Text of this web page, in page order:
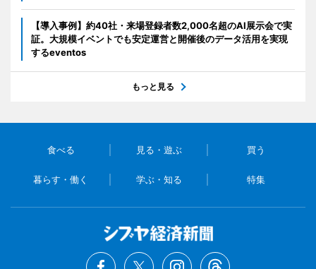
【導入事例】約40社・来場登録者数2,000名超のAI展示会で実
証。大規模イベントでも安定運営と開催後のデータ活用を実現
するeventos
もっと見る
食べる 見る・遊ぶ 買う
暮らす・働く 学ぶ・知る 特集